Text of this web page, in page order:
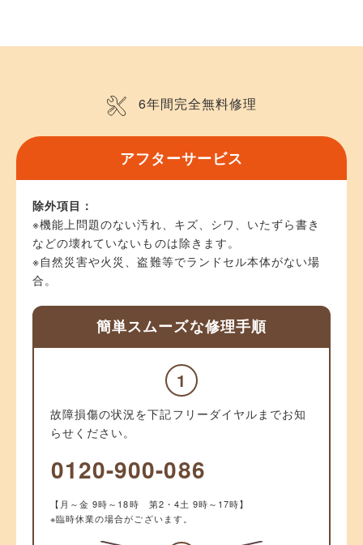
6年間完全無料修理
アフターサービス
除外項目：
※機能上問題のない汚れ、キズ、シワ、いたずら書き
などの壊れていないものは除きます。
※自然災害や火災、盗難等でランドセル本体がない場
合。
簡単スムーズな修理手順
1
故障損傷の状況を下記フリーダイヤルまでお知
らせください。
0120-900-086
【月～金 9時～18時 第2・4土 9時～17時】
※臨時休業の場合がございます。